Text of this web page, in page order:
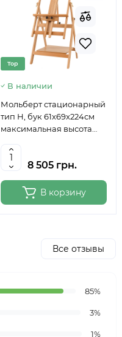
Top
В наличии
Мольберт стационарный
тип Н, бук 61x69x224см
максимальная высота
6059
8 505 грн.
В корзину
Все отзывы
85%
3%
1%